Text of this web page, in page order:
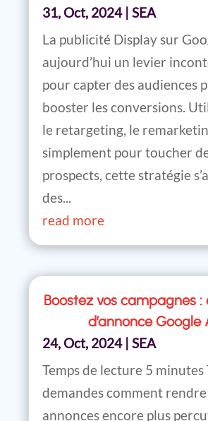
31, Oct, 2024| SEA
La publicité Display sur
aujourd’hui un levier
pour capter des audiences
booster les conversions.
le retargeting, le
simplement pour toucher
prospects, cette stratégie
des...
read more
Boostez vos campagnes :
d’annonce Google
24, Oct, 2024| SEA
Temps de lecture 5 minutes
demandes comment
annonces encore plus